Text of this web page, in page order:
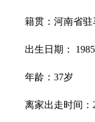
籍贯：河南省
出生日期：
年龄：37岁
离家出走时间：